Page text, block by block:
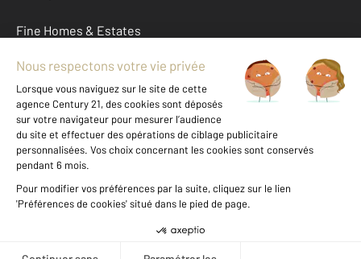
Fine Homes & Estates
À propos
International
Nous contacter
Données personnelles